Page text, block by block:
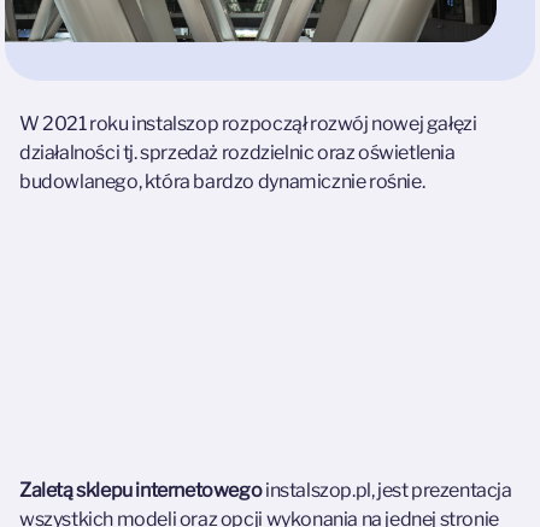
W 2021 roku instalszop rozpoczął rozwój nowej gałęzi
działalności tj. sprzedaż rozdzielnic oraz oświetlenia
budowlanego, która bardzo dynamicznie rośnie.
Zaletą sklepu internetowegoinstalszop.pl, jest prezentacja
wszystkich modeli oraz opcji wykonania na jednej stronie